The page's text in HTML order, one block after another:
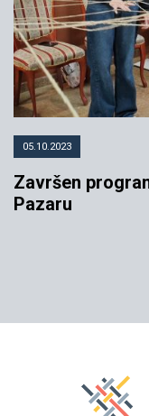
05.10.2023
Završen
Pazaru